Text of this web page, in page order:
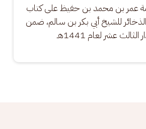
عمر بن محمد بن حفيظ على كتاب
الذخائر للشيخ أبي بكر بن سالم، ضمن
عشر لعام 1441هـ